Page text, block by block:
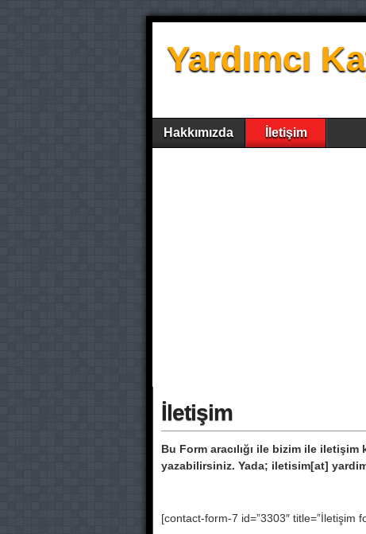
Yardımcı
Hakkımızda İletişim
İletişim
Bu Form aracılığı ile bizim ile
yazabilirsiniz. Yada; iletisim[at]
[contact-form-7 id=”3303″ title=”İletişim